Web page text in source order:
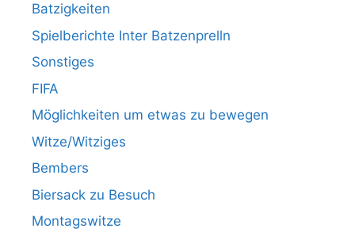
Batzigkeiten
Spielberichte Inter Batzenprelln
Sonstiges
FIFA
Möglichkeiten um etwas zu bewegen
Witze/Witziges
Bembers
Biersack zu Besuch
Montagswitze